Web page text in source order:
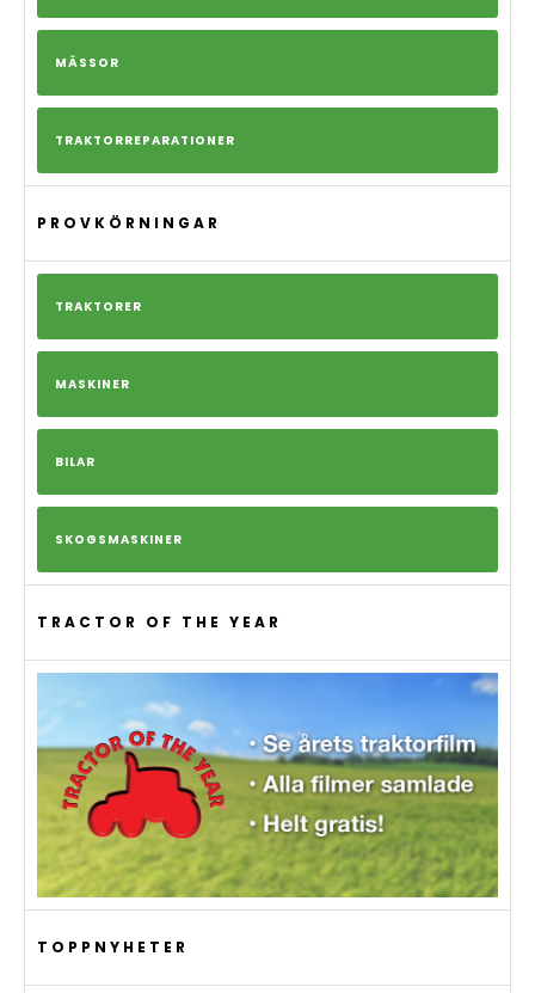
MÄSSOR
TRAKTORREPARATIONER
PROVKÖRNINGAR
TRAKTORER
MASKINER
BILAR
SKOGSMASKINER
TRACTOR OF THE YEAR
TOPPNYHETER